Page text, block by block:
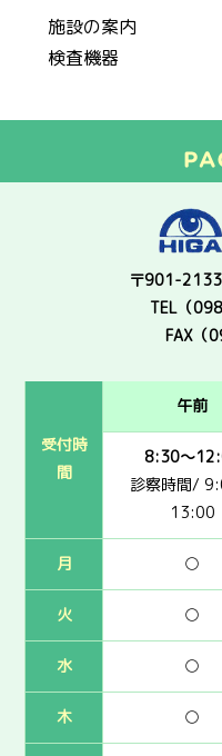
施設の案内
検査機器
〒901-
TEL（
FAX（
受付時
間
午前
8:30～
診察時間/
13:00
月 ○
火 ○
水 ○
木 ○